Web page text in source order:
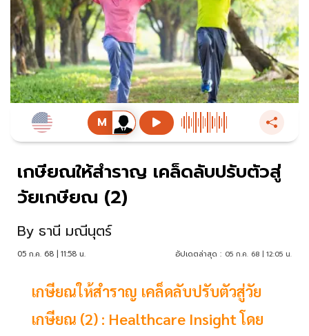
เกษียณให้สำราญ เคล็ดลับปรับตัวสู่
วัยเกษียณ (2)
By ธานี มณีนุตร์
05 ก.ค. 68 | 11:58 น. อัปเดตล่าสุด : 05 ก.ค. 68 | 12:05 น.
เกษียณให้สำราญ เคล็ดลับปรับตัวสู่วัย
เกษียณ (2) : Healthcare Insight โดย